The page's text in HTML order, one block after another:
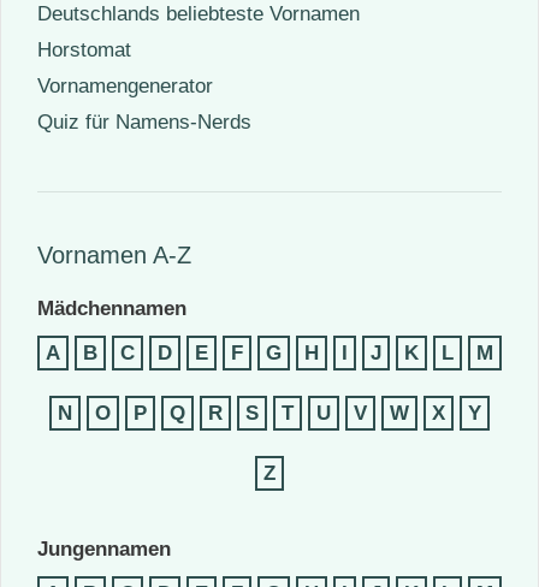
Deutschlands beliebteste Vornamen
Horstomat
Vornamengenerator
Quiz für Namens-Nerds
Vornamen A-Z
Mädchennamen
A
B C D E F G H I J K L M
N O P Q R S T U V W X Y
Z
Jungennamen